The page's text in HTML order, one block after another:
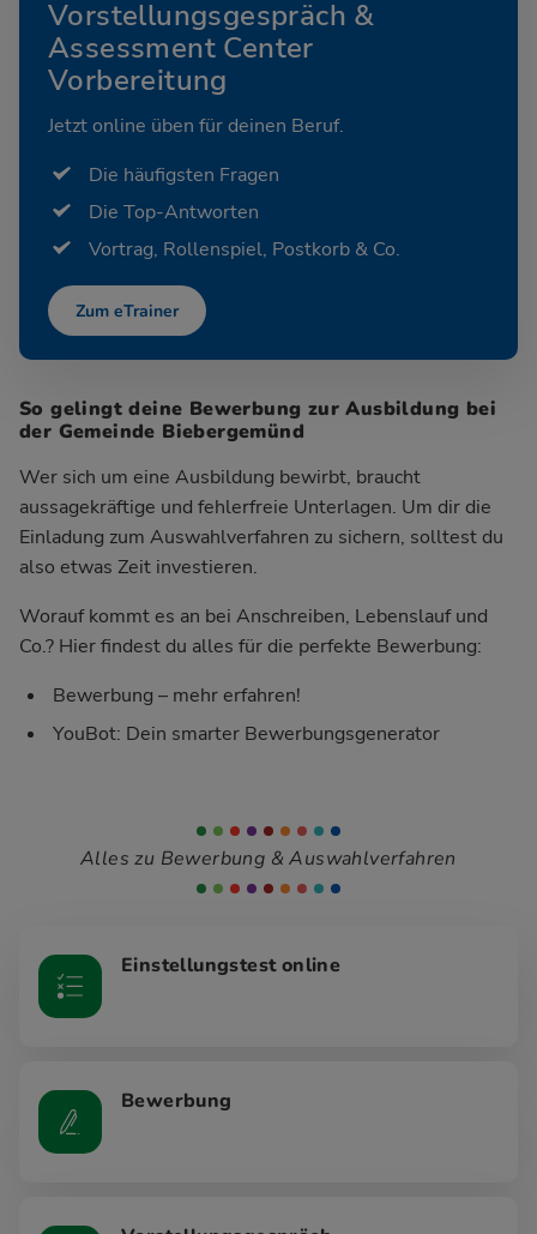
Vorstellungsgespräch &
Assessment Center
Vorbereitung
Jetzt online üben für deinen Beruf.
Die häufigsten Fragen
Die Top-Antworten
Vortrag, Rollenspiel, Postkorb & Co.
Zum eTrainer
So gelingt deine Bewerbung zur Ausbildung bei
der Gemeinde Biebergemünd
Wer sich um eine Ausbildung bewirbt, braucht
aussagekräftige und fehlerfreie Unterlagen. Um dir die
Einladung zum Auswahlverfahren zu sichern, solltest du
also etwas Zeit investieren.
Worauf kommt es an bei Anschreiben, Lebenslauf und
Co.? Hier findest du alles für die perfekte Bewerbung:
Bewerbung – mehr erfahren!
YouBot: Dein smarter Bewerbungsgenerator
Alles zu Bewerbung & Auswahlverfahren
Einstellungstest online
Bewerbung